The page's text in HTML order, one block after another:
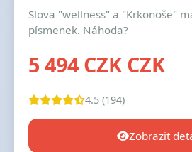
Slova "wellness" a "Krkonoše"
písmenek. Náhoda?
5 494 CZK CZK
4.5 (194)
Zobrazit